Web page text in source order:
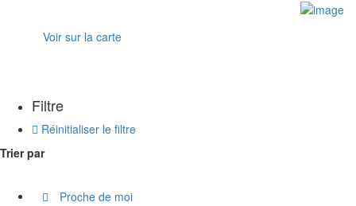
Voir sur la carte
Filtre
Réinitialiser le filtre
Trier par
Proche de moi